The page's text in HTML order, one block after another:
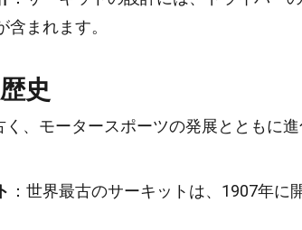
含まれます。
史
、モータースポーツの発展とともに進
：世界最古のサーキットは、1907年に